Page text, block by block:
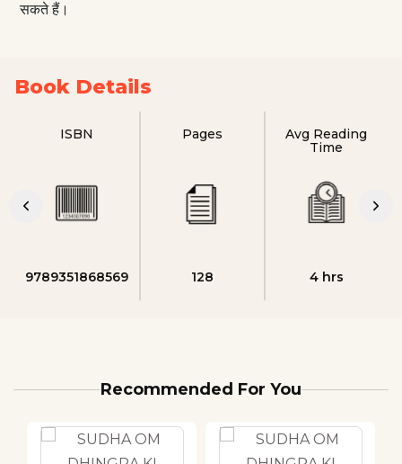
सकते हैं।
Book Details
ISBN
9789351868569
Pages
128
Avg Reading
Time
4 hrs
Recommended For You